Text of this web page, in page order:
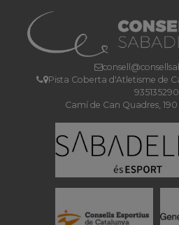
Pista Coberta d'Atletisme de
935135290
Camí de Can Quadres,